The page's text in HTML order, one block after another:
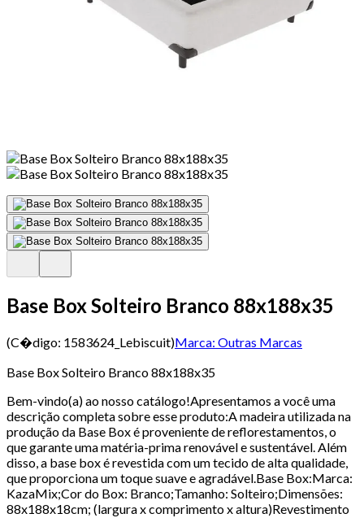
Base Box Solteiro Branco 88x188x35
(C�digo: 1583624_Lebiscuit)Marca: Outras Marcas
Base Box Solteiro Branco 88x188x35
Bem-vindo(a) ao nosso catálogo!Apresentamos a você uma
descrição completa sobre esse produto:A madeira utilizada na
produção da Base Box é proveniente de reflorestamentos, o
que garante uma matéria-prima renovável e sustentável. Além
disso, a base box é revestida com um tecido de alta qualidade,
que proporciona um toque suave e agradável.Base Box:Marca:
KazaMix;Cor do Box: Branco;Tamanho: Solteiro;Dimensões:
88x188x18cm; (largura x comprimento x altura)Revestimento